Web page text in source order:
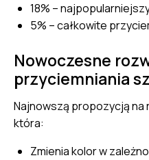
18% –
5% – całkowite
Nowoczesne
przyciemniania
Najnowszą propozycją na
która:
Zmienia kolor w